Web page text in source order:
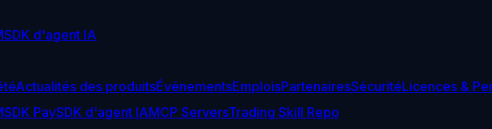
SDK d'agent IA
Actualités des produitsÉvénementsEmploisPartenairesSécuritéLicences &
SDK PaySDK d'agent IAMCP ServersTrading Skill Repo